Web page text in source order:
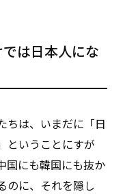
は日本人にな
ちは、いまだに「日
ということにすが
国にも韓国にも抜か
のに、それを隠し